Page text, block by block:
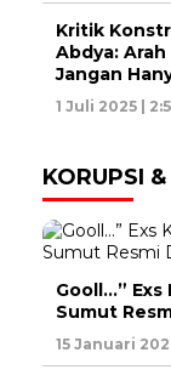
Kritik
Abdya:
Jangan
1 Juli 2025 |
KORUPSI
Gooll…” Exs
Sumut
15 Januari